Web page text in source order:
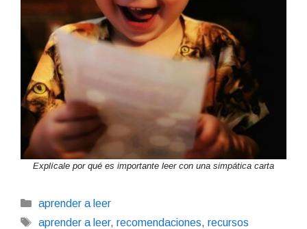
Explícale por qué es importante leer con una simpática carta
Categorías
aprender a leer
Etiquetas
aprender a leer, recomendaciones, recursos